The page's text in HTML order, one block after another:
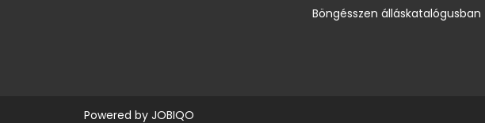
Böngésszen álláskatalógusban
Powered by JOBIQO